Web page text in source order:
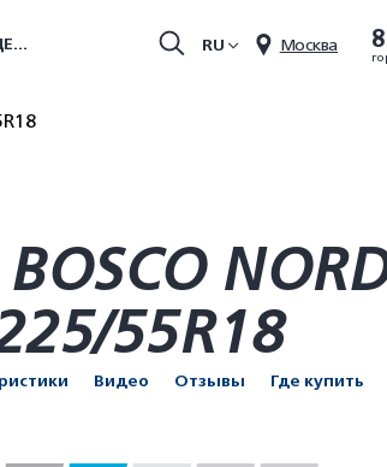
Москва
RU
55R18
Видео Отзывы Где купить